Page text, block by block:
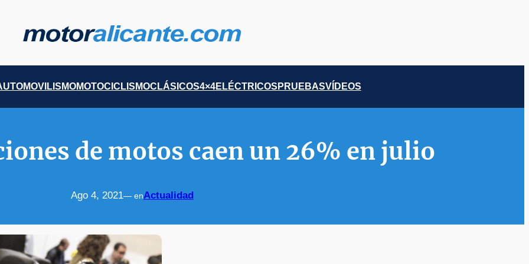
MOTOCICLISMOCLÁSICOS4×4ELÉCTRICOS PRUEBASVÍDEOS
de motos caen un 26% en julio
Ago 4, 2021— enActualidad